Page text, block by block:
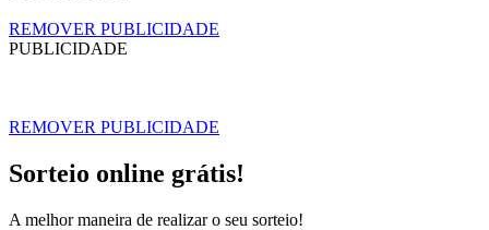
REMOVER PUBLICIDADE
PUBLICIDADE
REMOVER PUBLICIDADE
Sorteio online grátis!
A melhor maneira de realizar o seu sorteio!